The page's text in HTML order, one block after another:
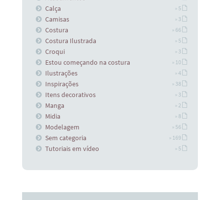
Calça » 5
Camisas » 3
Costura » 66
Costura Ilustrada » 5
Croqui » 3
Estou começando na costura » 10
Ilustrações » 4
Inspirações » 38
Itens decorativos » 3
Manga » 2
Midia » 8
Modelagem » 56
Sem categoria » 169
Tutoriais em vídeo » 5